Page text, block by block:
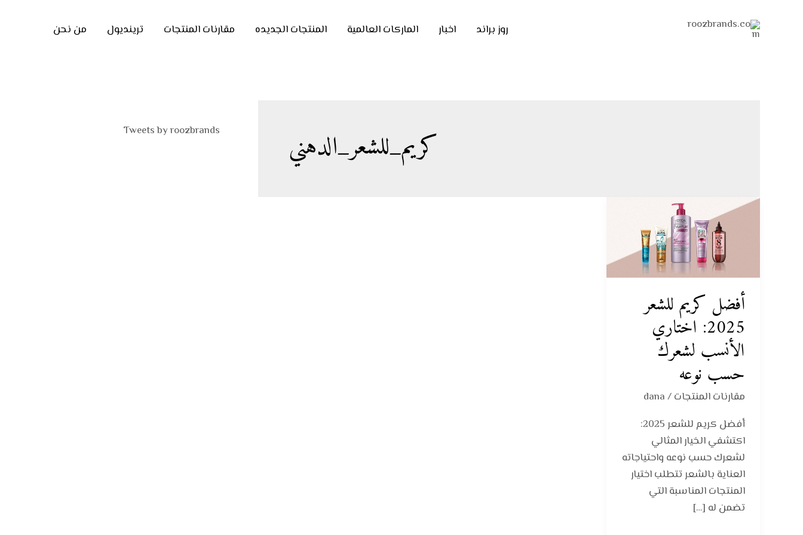
روز براند اخبار الماركات العالمية المنتجات الجديده مقارنات المنتجات ترينديول من نحن
كريم_للشعر_الدهني
أفضل كريم للشعر
2025: اختاري
الأنسب لشعرك
حسب نوعه
مقارنات المنتجات/
dana
أفضل كريم للشعر 2025:
اكتشفي الخيار المثالي
لشعرك حسب نوعه واحتياجاته
العناية بالشعر تتطلب اختيار
المنتجات المناسبة التي
تضمن له […]
أفضل
للشعر
2025:
اختاري
الأنسب
لشعرك
حسب
نوعه
Tweets by roozbrands